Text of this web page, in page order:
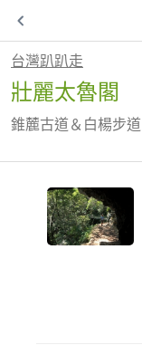
台灣趴趴走
壯麗太魯閣
錐麓古道＆白楊步道